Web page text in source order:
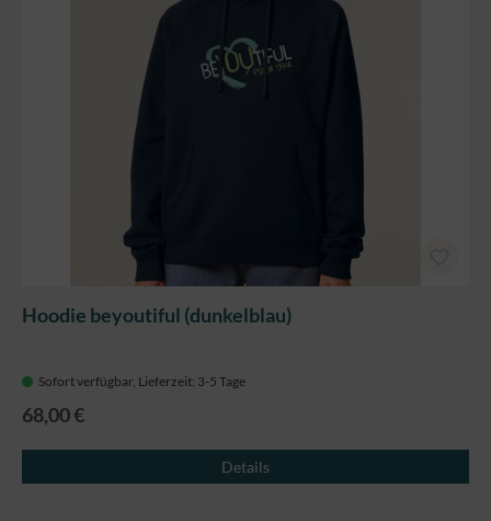
Hoodie beyoutiful (dunkelblau)
Sofort verfügbar, Lieferzeit: 3-5 Tage
68,00 €
Details